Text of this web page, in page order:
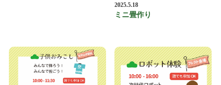
2025.5.18
ミニ畳作り